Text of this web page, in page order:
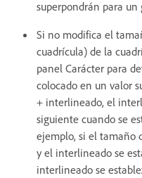
superpondrán para
Si no modifica el
cuadrícula) de la
panel Carácter para
colocado en un valor
+ interlineado, el
siguiente cuando se
ejemplo, si el tamaño
y el interlineado se
interlineado se